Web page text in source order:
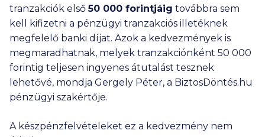
tranzakciók első50 000 forintjáig továbbra sem
kell kifizetni a pénzügyi tranzakciós illetéknek
megfelelő banki díjat. Azok a kedvezmények is
megmaradhatnak, melyek tranzakciónként 50 000
forintig teljesen ingyenes átutalást tesznek
lehetővé, mondja Gergely Péter, a BiztosDöntés.hu
pénzügyi szakértője.
A készpénzfelvételeket ez a kedvezmény nem